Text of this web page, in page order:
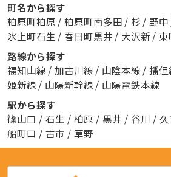
町名から探す
柏原町柏原 / 柏原町南多田 / 杉 / 野中
氷上町石生 / 春日町黒井 / 大沢新 / 東
路線から探す
福知山線 / 加古川線 / 山陰本線 / 播但
姫新線 / 山陽新幹線 / 山陽電鉄本線
駅から探す
篠山口 / 石生 / 柏原 / 黒井 / 谷川 /
船町口 / 古市 / 草野